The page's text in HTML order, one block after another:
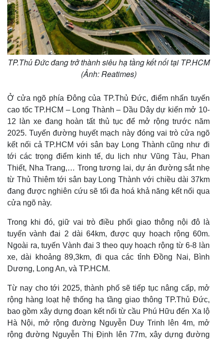
Thế giới
Quan sát
Cuộc sống đó đây
Multimedia
Video
Ảnh
E-Magazine
TP.Thủ Đức đang trở thành siêu hạ tầng kết nối tại TP.HCM
(Ảnh: Reatimes)
Ở cửa ngõ phía Đông của TP.Thủ Đức, điểm nhấn tuyến
cao tốc TP.HCM – Long Thành – Dầu Dây dự kiến mở 10-
12 làn xe đang hoàn tất thủ tục để mở rộng trước năm
2025. Tuyến đường huyết mạch này đóng vai trò cửa ngõ
kết nối cả TP.HCM với sân bay Long Thành cũng như đi
tới các trọng điểm kinh tế, du lịch như Vũng Tàu, Phan
Thiết, Nha Trang,… Trong tương lai, dự án đường sắt nhẹ
từ Thủ Thiêm tới sân bay Long Thành với chiều dài 37km
đang được nghiên cứu sẽ tối đa hoá khả năng kết nối qua
cửa ngõ này.
Trong khi đó, giữ vai trò điều phối giao thông nội đô là
tuyến vành đai 2 dài 64km, được quy hoạch rộng 60m.
Ngoài ra, tuyến Vành đai 3 theo quy hoạch rộng từ 6-8 làn
xe, dài khoảng 89,3km, đi qua các tỉnh Đồng Nai, Bình
Dương, Long An, và TP.HCM.
Từ nay cho tới 2025, thành phố sẽ tiếp tục nâng cấp, mở
rộng hàng loạt hệ thống hạ tầng giao thông TP.Thủ Đức,
bao gồm xây dựng đoạn kết nối từ cầu Phú Hữu đến Xa lộ
Hà Nội, mở rộng đường Nguyễn Duy Trinh lên 4m, mở
rộng đường Nguyễn Thị Định lên 77m, xây dựng đường